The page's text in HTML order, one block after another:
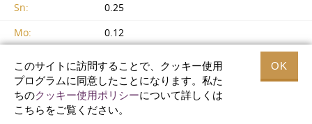
このサイトに訪問することで、クッキー使用
プログラムに同意したことになります。私た
ちのクッキー使用ポリシーについて詳しくは
こちらをご覧ください。
OK
Sn:
0.25
Mo:
0.12
Fe:
0.1
Si:
0.04